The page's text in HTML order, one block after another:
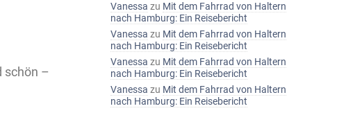
schön –
Vanessa zu Mit dem Fahrrad von Haltern
nach Hamburg: Ein Reisebericht
Vanessa zu Mit dem Fahrrad von Haltern
nach Hamburg: Ein Reisebericht
Vanessa zu Mit dem Fahrrad von Haltern
nach Hamburg: Ein Reisebericht
Vanessa zu Mit dem Fahrrad von Haltern
nach Hamburg: Ein Reisebericht